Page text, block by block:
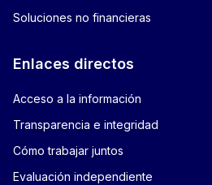
Soluciones no financieras
Enlaces directos
Acceso a la información
Transparencia e integridad
Cómo trabajar juntos
Evaluación independiente